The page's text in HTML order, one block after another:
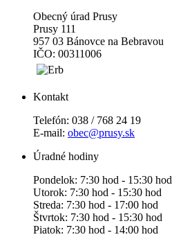
Obecný úrad Prusy
Prusy 111
957 03 Bánovce na Bebravou
IČO: 00311006
Kontakt
Telefón: 038 / 768 24 19
E-mail: obec@prusy.sk
Úradné hodiny
Pondelok: 7:30 hod - 15:30 hod
Utorok: 7:30 hod - 15:30 hod
Streda: 7:30 hod - 17:00 hod
Štvrtok: 7:30 hod - 15:30 hod
Piatok: 7:30 hod - 14:00 hod